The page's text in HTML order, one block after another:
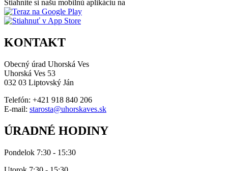
Stiahnite si našu mobilnú aplikáciu na
KONTAKT
Obecný úrad Uhorská Ves
Uhorská Ves 53
032 03 Liptovský Ján
Telefón: +421 918 840 206
E-mail: starosta@uhorskaves.sk
ÚRADNÉ HODINY
Pondelok 7:30 - 15:30